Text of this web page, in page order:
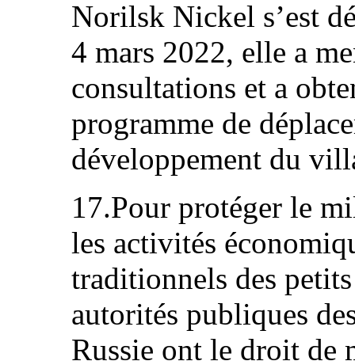
Norilsk Nickel s’est
4 mars 2022, elle a
consultations et a
programme de
développement du
17.Pour protéger le
les activités
traditionnels des
autorités publiques
Russie ont le droit de